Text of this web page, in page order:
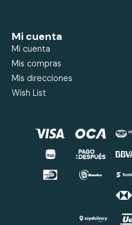
Mi cuenta
Mi cuenta
Mis compras
Mis direcciones
Wish List